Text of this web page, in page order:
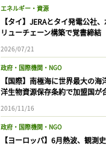
エネルギー・資源
【タイ】JERAとタイ発電公社
リューチェーン構築で覚書締結
2026/07/21
政府・国際機関・NGO
【国際】南極海に世界最大の
洋生物資源保存条約で加盟国が
2016/11/16
政府・国際機関・NGO
【ヨーロッパ】6月熱波、観測